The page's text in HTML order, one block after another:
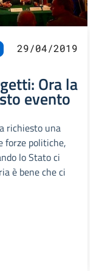
29/04/2019
Ora la
evento
richiesto una
forze politiche,
lo Stato ci
è bene che ci